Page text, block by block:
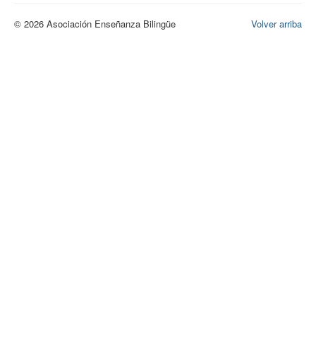
Volver arriba
© 2026 Asociación Enseñanza Bilingüe